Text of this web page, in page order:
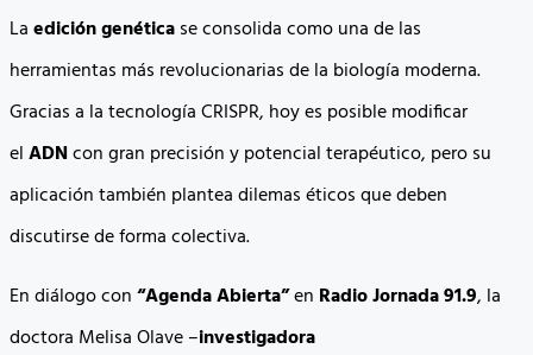
Laedición genéticase consolida como una de las
herramientas más revolucionarias de la biología moderna.
Gracias a la tecnología CRISPR, hoy es posible modificar
elADNcon gran precisión y potencial terapéutico, pero su
aplicación también plantea dilemas éticos que deben
discutirse de forma colectiva.
En diálogo con“Agenda Abierta”en Radio Jornada 91.9, la
doctora Melisa Olave –investigadora